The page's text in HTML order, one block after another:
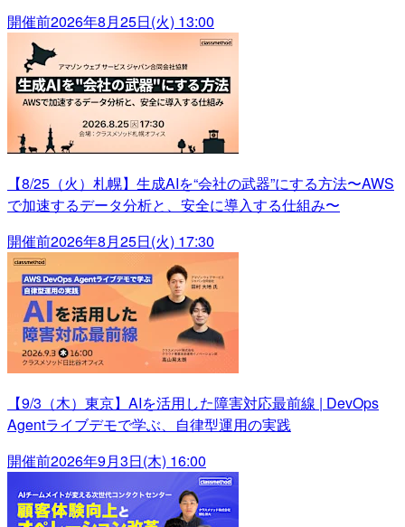
開催前2026年8月25日(火) 13:00
【8/25（火）札幌】生成AIを“会社の武器”にする方法〜AWS
で加速するデータ分析と、安全に導入する仕組み〜
開催前2026年8月25日(火) 17:30
【9/3（木）東京】AIを活用した障害対応最前線 | DevOps
Agentライブデモで学ぶ、自律型運用の実践
開催前2026年9月3日(木) 16:00